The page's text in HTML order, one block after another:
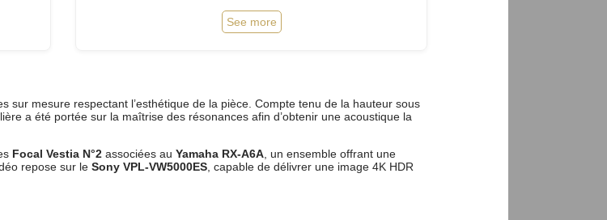
TAM, elle s’impose comme un…
See more
sur mesure respectant l’esthétique de la pièce. Compte tenu de la hauteur sous
a été portée sur la maîtrise des résonances afin d’obtenir une acoustique la
Focal Vestia N°2 associées au Yamaha RX-A6A , un ensemble offrant une
repose sur le Sony VPL-VW5000ES , capable de délivrer une image 4K HDR